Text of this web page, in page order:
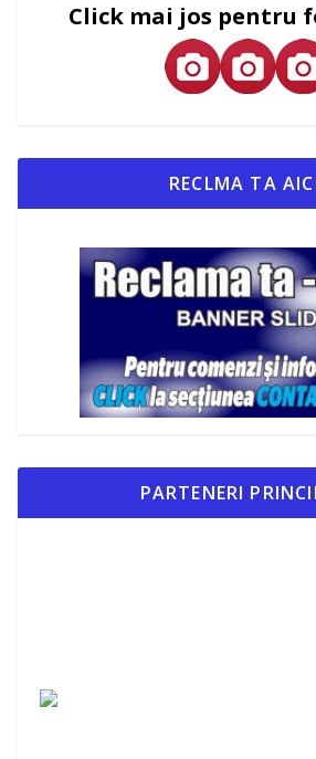
Click mai jos pentru
RECLMA TA
PARTENERI